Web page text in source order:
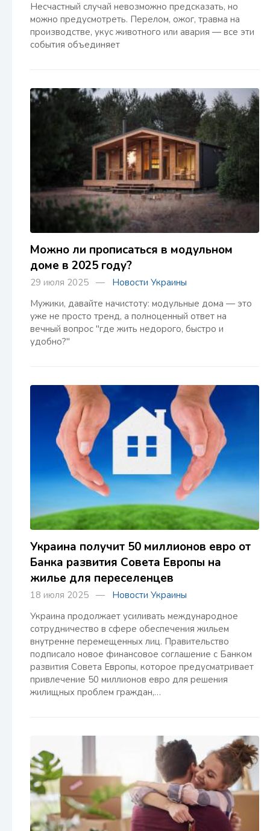
Несчастный случай невозможно предсказать, но
можно предусмотреть. Перелом, ожог, травма на
производстве, укус животного или авария — все эти
события объединяет
Можно ли прописаться в модульном
доме в 2025 году?
29 июля 2025 — Новости Украины
Мужики, давайте начистоту: модульные дома — это
уже не просто тренд, а полноценный ответ на
вечный вопрос "где жить недорого, быстро и
удобно?"
Украина получит 50 миллионов евро от
Банка развития Совета Европы на
жилье для переселенцев
18 июля 2025 — Новости Украины
Украина продолжает усиливать международное
сотрудничество в сфере обеспечения жильем
внутренне перемещенных лиц. Правительство
подписало новое финансовое соглашение с Банком
развития Совета Европы, которое предусматривает
привлечение 50 миллионов евро для решения
жилищных проблем граждан,…